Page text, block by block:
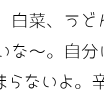
白菜、うど
な～。自分
らないよ。